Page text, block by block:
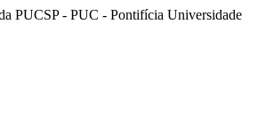
PUCSP - PUC - Pontifícia Universidade